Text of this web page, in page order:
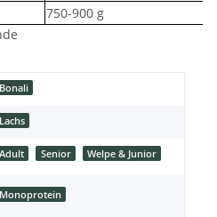
750-900 g
Bonali
Lachs
Adult Senior Welpe & Junior
Monoprotein